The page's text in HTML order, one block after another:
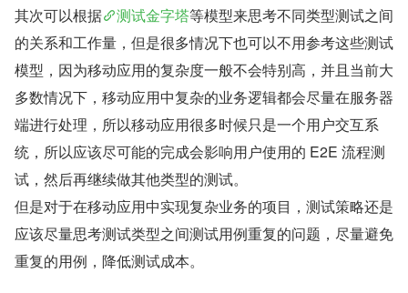
其次可以根据
测试金字塔等模型来思考不同类型测试之间
的关系和工作量，但是很多情况下也可以不用参考这些测试
模型，因为移动应用的复杂度一般不会特别高，并且当前大
多数情况下，移动应用中复杂的业务逻辑都会尽量在服务器
端进行处理，所以移动应用很多时候只是一个用户交互系
统，所以应该尽可能的完成会影响用户使用的 E2E 流程测
试，然后再继续做其他类型的测试。
但是对于在移动应用中实现复杂业务的项目，测试策略还是
应该尽量思考测试类型之间测试用例重复的问题，尽量避免
重复的用例，降低测试成本。